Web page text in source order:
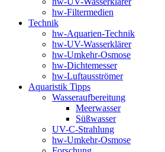
hw-Filtermedien
Technik
hw-Aquarien-Technik
hw-UV-Wasserklärer
hw-Umkehr-Osmose
hw-Dichtemesser
hw-Luftausströmer
Aquaristik Tipps
Wasseraufbereitung
Meerwasser
Süßwasser
UV-C-Strahlung
hw-Umkehr-Osmose